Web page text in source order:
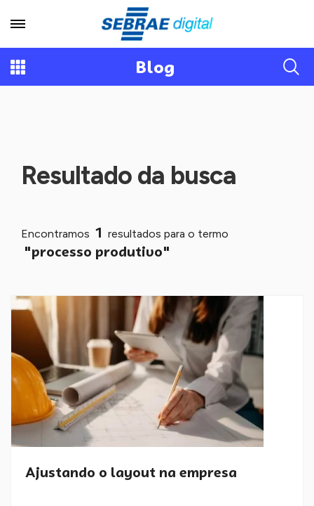
Blog
Resultado da busca
Encontramos 1 resultados para o termo
"processo produtivo"
Ajustando o layout na empresa